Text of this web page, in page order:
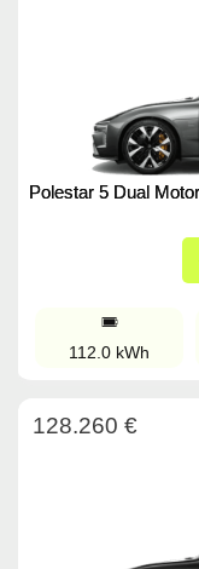
Polestar 5 Dual
112.0 kWh
128.260 €